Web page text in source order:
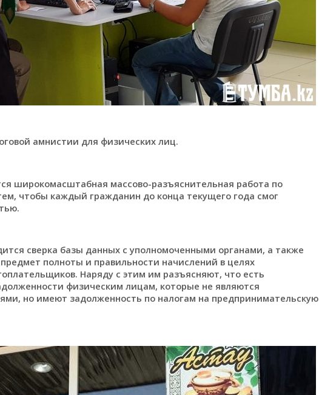
амнистии для физических лиц.
широкомасштабная массово-разъяснительная работа по
чтобы каждый гражданин до конца текущего года смог
сверка базы данных с уполномоченными органами, а также
полноты и правильности начислений в целях
Наряду с этим им разъясняют, что есть
физическим лицам, которые не являются
но имеют задолженность по налогам на предпринимательскую